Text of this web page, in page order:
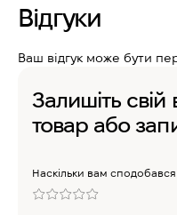
Відгуки
Ваш відгук може бути
Залишіть свій
товар або
Наскільки вам